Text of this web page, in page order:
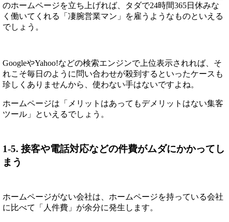
のホームページを立ち上げれば、タダで24時間365日休みな
く働いてくれる「凄腕営業マン」を雇うようなものといえる
でしょう。
GoogleやYahoo!などの検索エンジンで上位表示されれば、そ
れこそ毎日のように問い合わせが殺到するといったケースも
珍しくありませんから、使わない手はないですよね。
ホームページは「メリットはあってもデメリットはない集客
ツール」といえるでしょう。
1-5. 接客や電話対応などの件費がムダにかかってし
まう
ホームページがない会社は、ホームページを持っている会社
に比べて「人件費」が余分に発生します。